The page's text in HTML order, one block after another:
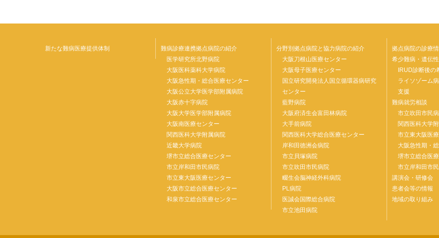
新たな難病医療提供体制
難病診療連携拠点病院の紹介
医学研究所北野病院
大阪医科薬科大学病院
大阪急性期・総合医療センター
大阪公立大学医学部附属病院
大阪赤十字病院
大阪大学医学部附属病院
大阪南医療センター
関西医科大学附属病院
近畿大学病院
堺市立総合医療センター
市立岸和田市民病院
市立東大阪医療センター
大阪市立総合医療センター
和泉市立総合医療センター
分野別拠点病院と協力病院の紹介
大阪刀根山医療センター
大阪母子医療センター
国立研究開発法人国立循環器病研究
センター
藍野病院
大阪府済生会富田林病院
大手前病院
関西医科大学総合医療センター
岸和田徳洲会病院
市立貝塚病院
市立吹田市民病院
畷生会脳神経外科病院
PL病院
医誠会国際総合病院
市立池田病院
拠点病院の診療
希少難病・遺伝
IRUD診断後の
ライソゾーム
支援
難病就労相談
市立吹田市民
関西医科大学
市立東大阪医
大阪急性期・
堺市立総合医
市立岸和田市
講演会・研修会
患者会等の情報
地域の取り組み